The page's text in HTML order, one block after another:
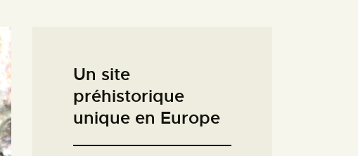
Un site
préhistorique
unique en Europe